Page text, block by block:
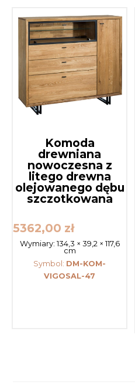
Komoda
drewniana
nowoczesna z
litego drewna
olejowanego dębu
szczotkowana
5362,00 zł
Wymiary: 134,3 × 39,2 × 117,6
cm
Symbol: DM-KOM-
VIGOSAL-47